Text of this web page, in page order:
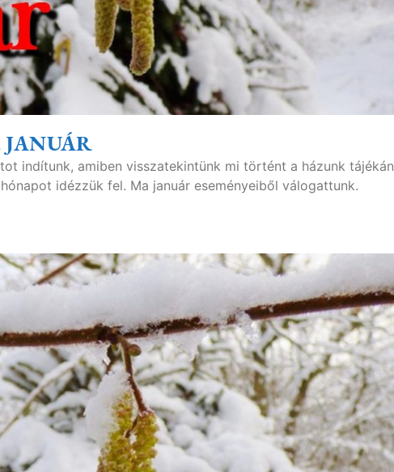
JANUÁR
indítunk, amiben visszatekintünk mi történt a házunk tájékán
idézzük fel. Ma január eseményeiből válogattunk.